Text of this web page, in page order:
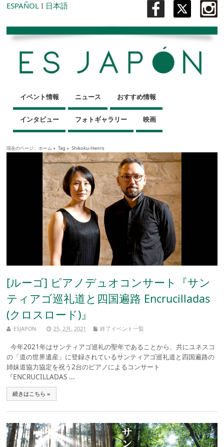
ESPAÑOL I 日本語
イベント情報 ニュース おすすめ情報
インタビュー フォトギャラリー 映画
現在のページ : ホーム » Tag » Shikoku-Henro
[ルーゴ] ピアノデュオコンサート『サン
ティアゴ巡礼道と四国遍路 Encrucilladas
(クロスロード)』
ESJAPON 25, 2月, 2021 終了イベント一覧
今年2021年はサンティアゴ巡礼の聖年であることから、共にユネスコ
の「道の世界遺産」に登録されているサンティアゴ巡礼道と四国遍路の
姉妹道協力協定を祝う2台のピアノによるコンサート
『ENCRUCILLADAS ...
続きはこちら »